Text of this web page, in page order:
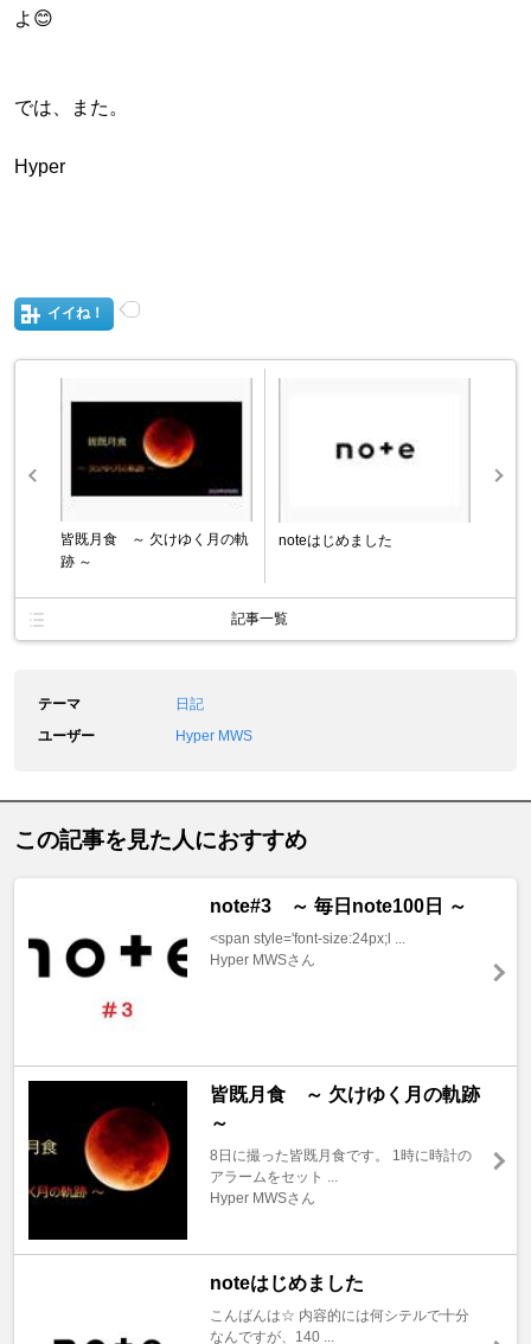
よ😊
では、また。
Hyper
イイね！
皆既月食 ～ 欠けゆく月の軌
跡 ～
noteはじめました
記事一覧
テーマ
日記
ユーザー
Hyper MWS
この記事を見た人におすすめ
note#3 ～ 毎日note100日 ～
<span style='font-size:24px;l ...
Hyper MWSさん
皆既月食 ～ 欠けゆく月の軌跡
～
8日に撮った皆既月食です。 1時に時計の
アラームをセット ...
Hyper MWSさん
noteはじめました
こんばんは☆ 内容的には何シテルで十分
なんですが、140 ...